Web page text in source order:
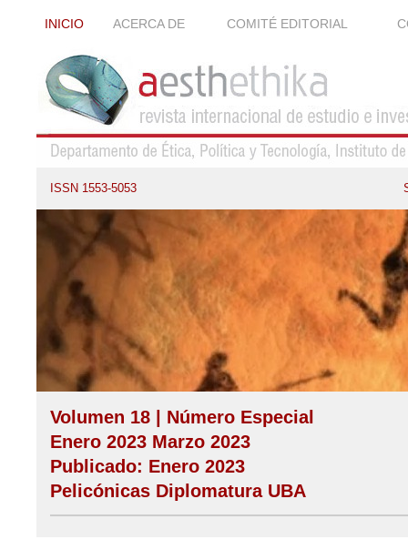
INICIO ACERCA DE COMITÉ EDITORIAL
ISSN 1553-5053
Volumen 18 | Número Especial
Enero 2023 Marzo 2023
Publicado: Enero 2023
Pelicónicas Diplomatura UBA